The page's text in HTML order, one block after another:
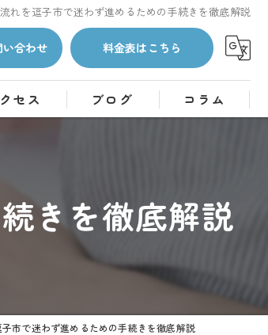
れを逗子市で迷わず進めるための手続きを徹底解説
合わせ 料金表はこちら
セス ブログ コラム
きを徹底解説
市で迷わず進めるための手続きを徹底解説